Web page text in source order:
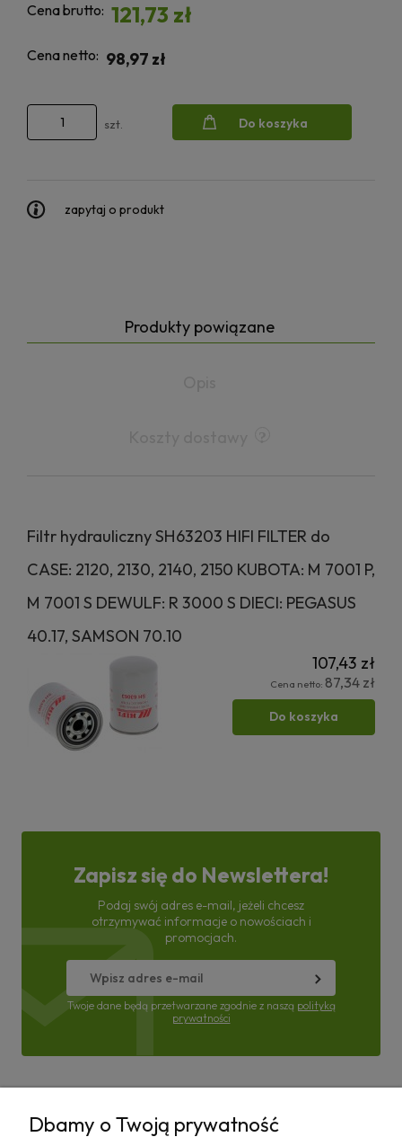
Cena brutto: 121,73 zł
Cena netto: 98,97 zł
szt. Do koszyka
zapytaj o produkt
Produkty powiązane
Filtr hydrauliczny SH63203 HIFI FILTER do
CASE: 2120, 2130, 2140, 2150 KUBOTA: M 7001 P,
M 7001 S DEWULF: R 3000 S DIECI: PEGASUS
40.17, SAMSON 70.10
107,43 zł
Cena netto: 87,34 zł
Do koszyka
Zapisz się do Newslettera!
Podaj swój adres e-mail, jeżeli chcesz
otrzymywać informacje o nowościach i
promocjach.
Twoje dane będą przetwarzane zgodnie z naszą polityką
prywatności
Dbamy o Twoją prywatność